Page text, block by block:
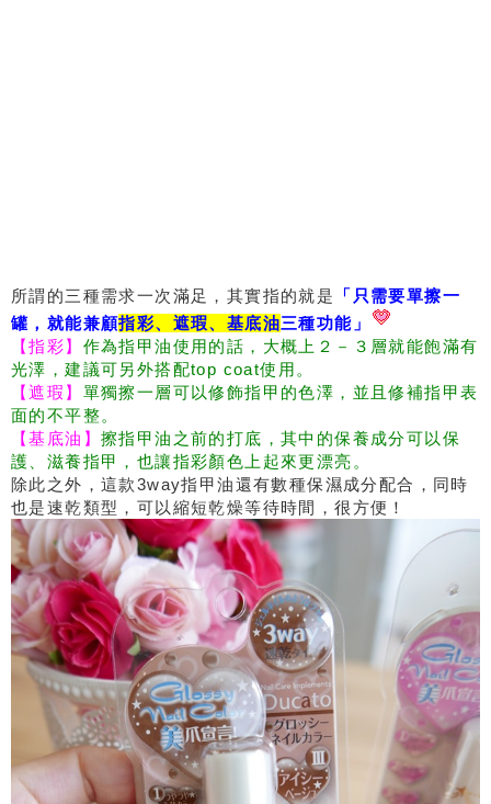
所謂的三種需求一次滿足，其實指的就是
「只需要單擦一
罐，就能兼顧指彩、遮瑕、基底油三種功能」
【指彩】 作為指甲油使用的話，大概上２－３層就能飽滿有
光澤，建議可另外搭配top coat使用。
【遮瑕】 單獨擦一層可以修飾指甲的色澤，並且修補指甲表
面的不平整。
【基底油】 擦指甲油之前的打底，其中的保養成分可以保
護、滋養指甲，也讓指彩顏色上起來更漂亮。
除此之外，這款3way指甲油還有數種保濕成分配合，同時
也是速乾類型，可以縮短乾燥等待時間，很方便！